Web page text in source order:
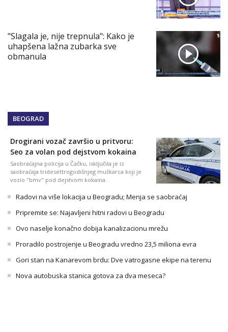
"Slagala je, nije trepnula": Kako je
uhapšena lažna zubarka sve
obmanula
BEOGRAD
Drogirani vozač završio u pritvoru:
Seo za volan pod dejstvom kokaina
Saobraćajna policija u Čačku, isključila je iz
saobraćaja tridesettrogodišnjeg muškarca koji je
vozio "bmv" pod dejstvom kokaina.
Radovi na više lokacija u Beogradu; Menja se saobraćaj
Pripremite se: Najavljeni hitni radovi u Beogradu
Ovo naselje konačno dobija kanalizacionu mrežu
Proradilo postrojenje u Beogradu vredno 23,5 miliona evra
Gori stan na Kanarevom brdu: Dve vatrogasne ekipe na terenu
Nova autobuska stanica gotova za dva meseca?